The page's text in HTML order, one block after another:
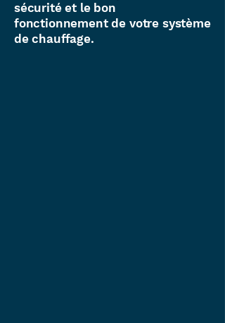
sécurité et le bon
fonctionnement de votre système
de chauffage.